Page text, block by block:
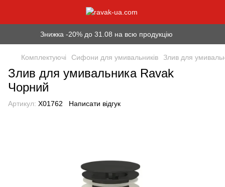
Знижка -20% до 31.08 на всю продукцію
Комплектуючі Сифони для умивальників Злив для
Злив для умивальника Ravak
Чорний
Артикул: X01762 Написати відгук